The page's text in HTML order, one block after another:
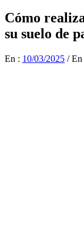
Cómo
su suelo de
En : 10/03/2025 /En